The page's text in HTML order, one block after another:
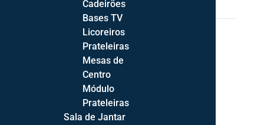
337
Banquetas 4
Beliches
Cabeceiras 13
Cadeirões
Bases TV
Licoreiros
Prateleiras
Mesas de
Centro
Módulo
Prateleiras
Sala de Jantar